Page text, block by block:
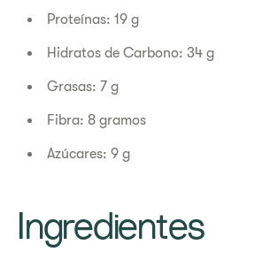
Proteínas: 19 g
Hidratos de Carbono: 34 g
Grasas: 7 g
Fibra: 8 gramos
Azúcares: 9 g
Ingredientes